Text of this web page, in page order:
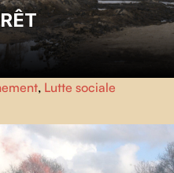
documentaire qui explore les
les animaux et la forêt.
, Lutte sociale